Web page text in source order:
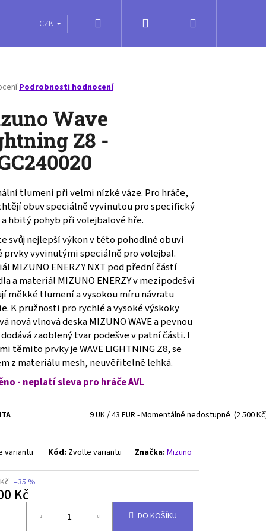
poukazy Obchodní podmínky Kontakty
CZK Přihlášení
Podrobnosti hodnocení
Wave
Z8 -
tlumení při velmi nízké váze. Pro hráče,
obuv speciálně vyvinutou pro specifický
hbitý pohyb při volejbalové hře.
svůj nejlepší výkon v této pohodlné obuvi
prvky vyvinutými speciálně pro volejbal.
MIZUNO ENERZY NXT pod přední částí
a materiál MIZUNO ENERZY v mezipodešvi
měkké tlumení a vysokou míru návratu
K pružnosti pro rychlé a vysoké výskoky
nová vlnová deska MIZUNO WAVE a pevnou
zaoblený tvar podešve v patní části. I
těmito prvky je WAVE LIGHTNING Z8, se
z materiálu mesh, neuvěřitelně lehká.
- neplatí sleva pro hráče AVL
variantu Kód: Zvolte variantu Značka: Mizuno
–35 %
Kč
DO KOŠÍKU
3 - V1GA231211